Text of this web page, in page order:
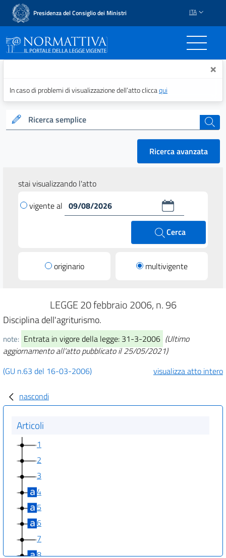
Presidenza del Consiglio dei Ministri ITA
Normattiva - Il portale ×
In caso di problemi di visualizzazione dell’atto cliccaqui
Ricerca semplice cerca
Ricerca avanzata
stai visualizzando l'atto
vigente al
Cerca
originario multivigente
LEGGE 20 febbraio 2006, n. 96
Disciplina dell'agriturismo.
note: Entrata in vigore della legge: 31-3-2006 (Ultimo
aggiornamento all'atto pubblicato il 25/05/2021)
(GU n.63 del 16-03-2006)
visualizza atto intero
nascondi
Articoli
1
2
3
4
5
6
7
8